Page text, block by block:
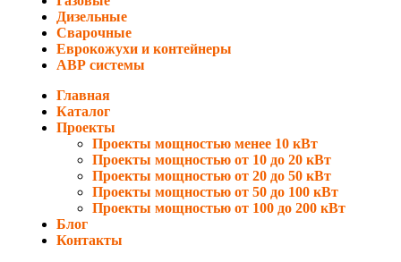
Дизельные
Сварочные
Еврокожухи и контейнеры
АВР системы
Главная
Каталог
Проекты
Проекты мощностью менее 10 кВт
Проекты мощностью от 10 до 20 кВт
Проекты мощностью от 20 до 50 кВт
Проекты мощностью от 50 до 100 кВт
Проекты мощностью от 100 до 200 кВт
Блог
Контакты